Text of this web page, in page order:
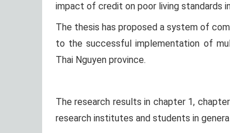
impact of credit on poor living standards
The thesis has proposed a system of
to the successful implementation of
Thai Nguyen province.
The research results in chapter 1,
research institutes and students in